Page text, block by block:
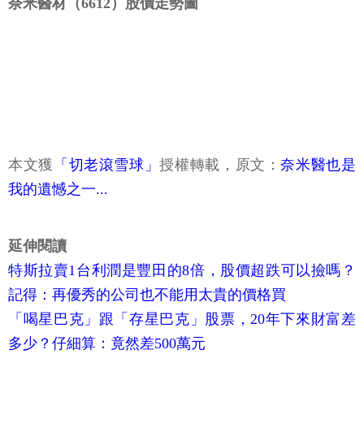
奈米醫材（6612）股價走勢圖
本文獲 「切老滾雪球」授權轉載，原文：奈米醫也是
我的遺憾之一...
延伸閱讀
特斯拉賣1台利潤是豐田的8倍，股價超跌可以撿嗎？
記得：再優秀的公司也不能用太貴的價格買
「喝星巴克」跟「存星巴克」股票，20年下來財富差
多少？仔細算：竟然差500萬元